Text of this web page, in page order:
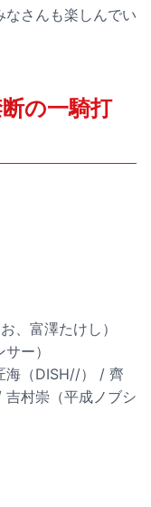
さんも楽しんでい
の一騎打
、富澤たけし）
ー）
海（DISH//） / 齊
村崇（平成ノブシ